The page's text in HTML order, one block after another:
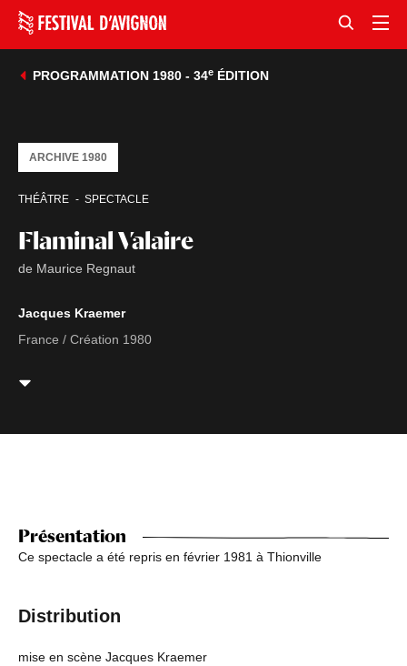
PROGRAMMATION 1980 - 34eÉDITION
Flaminal Valaire
de Maurice Regnaut
THÉÂTRE SPECTACLE
ARCHIVE 1980
Jacques Kraemer
France / Création 1980
Présentation
Ce spectacle a été repris en février 1981 à Thionville
Distribution
mise en scène Jacques Kraemer